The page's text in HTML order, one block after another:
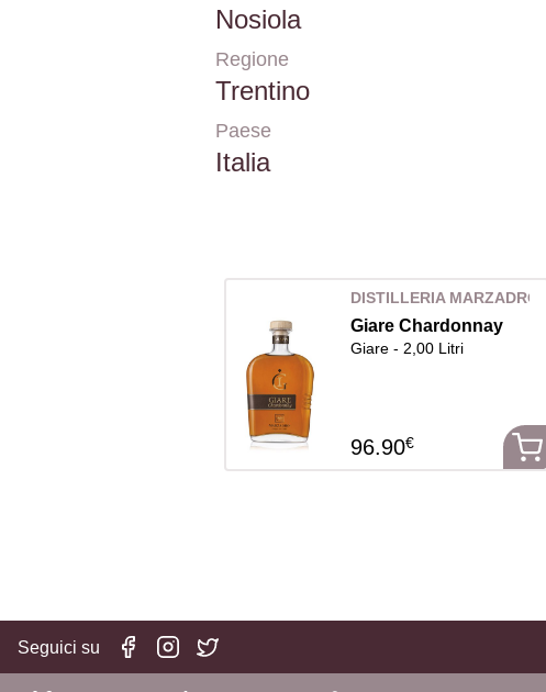
Nosiola
Regione
Trentino
Paese
Italia
DISTILLERIA MARZADRO
Giare Chardonnay
Giare - 2,00 Litri
96.90€
Seguici su